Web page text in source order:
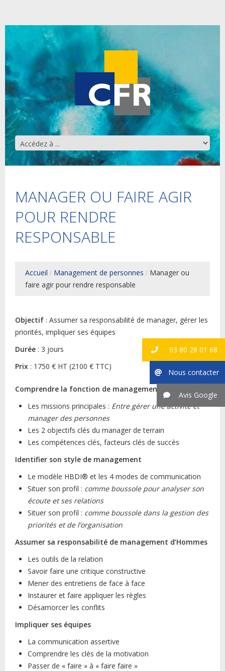
MANAGER OU FAIRE AGIR
POUR RENDRE
RESPONSABLE
Accueil Management de personnes
Manager ou
faire agir pour rendre responsable
Objectif : Assumer sa responsabilité de manager, gérer les
priorités, impliquer ses équipes
Durée : 3 jours
Prix : 1750 € HT (2100 € TTC)
Comprendre la fonction de management opérationnel
Les missions principales : Entre gérer une activité et
manager des personnes
Les 2 objectifs clés du manager de terrain
Les compétences clés, facteurs clés de succès
Identifier son style de management
Le modèle HBDI® et les 4 modes de communication
Situer son profil : comme boussole pour analyser son
écoute et ses relations
Situer son profil : comme boussole dans la gestion des
priorités et de l’organisation
Assumer sa responsabilité de management d’Hommes
Les outils de la relation
Savoir faire une critique constructive
Mener des entretiens de face à face
Instaurer et faire appliquer les règles
Désamorcer les conflits
Impliquer ses équipes
La communication assertive
Comprendre les clés de la motivation
Passer de « faire » à « faire faire »
03 80 28 01 68
Nous contacter
Avis Google